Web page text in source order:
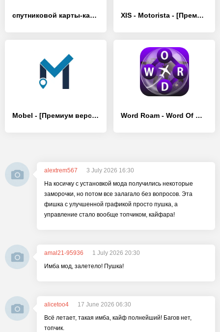
спутниковой карты-карты hd 3д - [Премиум версия] XIS - Motorista - [Премиум версия]
Mobel - [Премиум версия] Word Roam - Word Of Wonders
alextrem567
3 July 2026 16:30
На косичку с установкой мода получились некоторые
заморочки, но потом все залагало без вопросов. Эта
фишка с улучшенной графикой просто пушка, а
управление стало вообще топчиком, кайфара!
amal21-95936
1 July 2026 20:30
Имба мод, залетело! Пушка!
alicetoo4
17 June 2026 06:30
Всё летает, такая имба, кайф полнейший! Багов нет,
топчик.